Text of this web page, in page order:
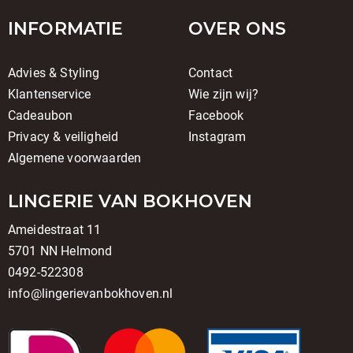
INFORMATIE
Advies & Styling
Klantenservice
Cadeaubon
Privacy & veiligheid
Algemene voorwaarden
OVER ONS
Contact
Wie zijn wij?
Facebook
Instagram
LINGERIE VAN BOKHOVEN
Ameidestraat 11
5701 NN Helmond
0492-522308
info@lingerievanbokhoven.nl